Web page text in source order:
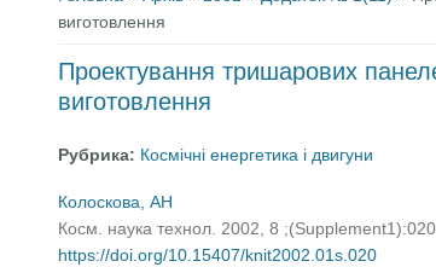
виготовлення
Проектування тришарових
виготовлення
Рубрика: Космічні енергетика і двигуни
Колоскова, АН
Косм. наука технол. 2002, 8
https://doi.org/10.15407/knit2002.01s.020